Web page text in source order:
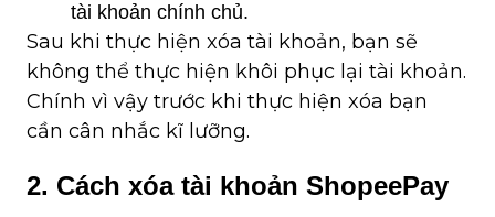
tài khoản chính chủ.
Sau khi thực hiện xóa tài khoản, bạn sẽ
không thể thực hiện khôi phục lại tài khoản.
Chính vì vậy trước khi thực hiện xóa bạn
cần cân nhắc kĩ lưỡng.
2. Cách xóa tài khoản ShopeePay